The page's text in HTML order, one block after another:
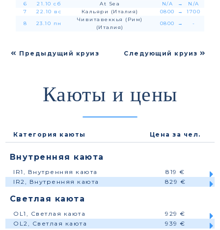
6
21.10 сб At Sea N/A →
N/A
7
22.10 вс Кальяри (Италия) 0800 →
1700
8
23.10 пн
Чивитавеккья (Рим)
(Италия)
0800 → -
Предыдущий круиз Следующий круиз
Каюты и цены
Категория каюты Цена за чел.
Внутренняя каюта
IR1, Внутренняя каюта
819 €
IR2, Внутренняя каюта
829 €
Светлая каюта
OL1, Светлая каюта
929 €
OL2, Светлая каюта
939 €